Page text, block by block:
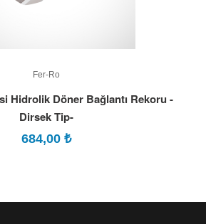
Fer-Ro
Hidrolik Döner Bağlantı Rekoru -
Dirsek Tip-
684,00 ₺